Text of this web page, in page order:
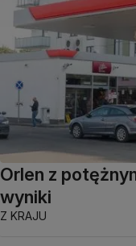
Orlen z
wyniki
Z KRAJU